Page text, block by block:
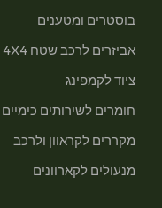
בוסטרים ומטענים
אביזרים לרכב שטח 4X4
ציוד לקמפינג
חומרים לשירותים כימיים
מקררים לקראוון ולרכב
מנעולים לקארוונים